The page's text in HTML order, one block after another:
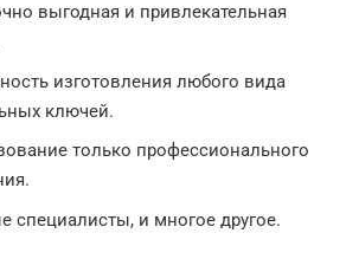
выгодная и привлекательная
изготовления любого вида
ключей.
только профессионального
и многое другое.